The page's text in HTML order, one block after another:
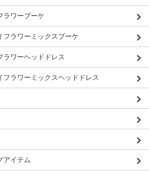
ラワーブーケ
フラワーミックスブーケ
ラワーヘッドドレス
フラワーミックスヘッドドレス
アイテム